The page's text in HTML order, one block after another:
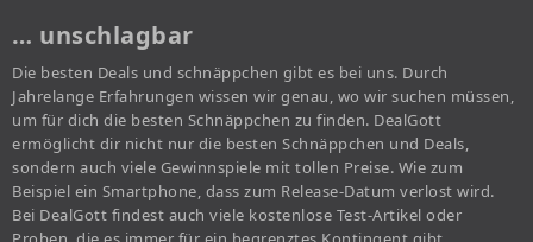
… unschlagbar
Die besten Deals und schnäppchen gibt es bei uns. Durch
Jahrelange Erfahrungen wissen wir genau, wo wir suchen müssen,
um für dich die besten Schnäppchen zu finden. DealGott
ermöglicht dir nicht nur die besten Schnäppchen und Deals,
sondern auch viele Gewinnspiele mit tollen Preise. Wie zum
Beispiel ein Smartphone, dass zum Release-Datum verlost wird.
Bei DealGott findest auch viele kostenlose Test-Artikel oder